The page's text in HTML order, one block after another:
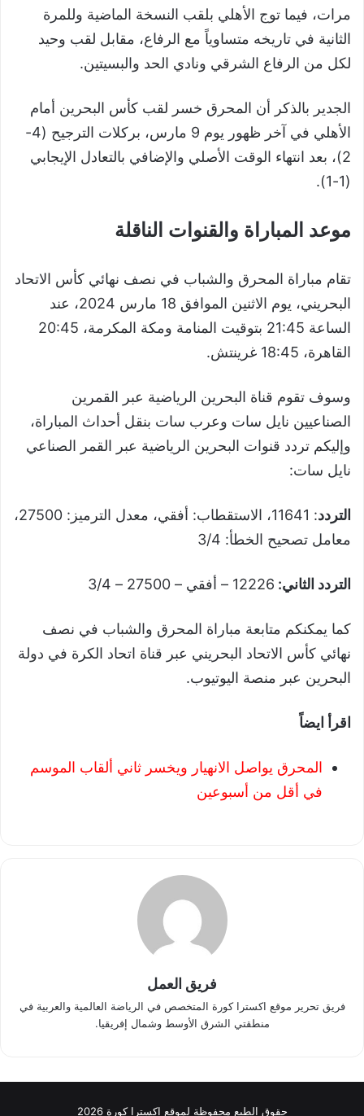
مرات، فيما توج الأهلي بلقب النسخة الماضية وللمرة
الثانية في تاريخه متساوياً مع الرفاع، مقابل لقب وحيد
لكل من الرفاع الشرقي ونادي الحد والبسيتين.
الجدير بالذكر أن المحرق خسر لقب كأس البحرين أمام
الأهلي في آخر ظهور يوم 9 مارس، بركلات الترجيح (4-
2)، بعد انتهاء الوقت الأصلي والإضافي بالتعادل الإيجابي
(1-1).
موعد المباراة والقنوات الناقلة
تقام مباراة المحرق والشباب في نصف نهائي كأس الاتحاد
البحريني، يوم الاثنين الموافق 18 مارس 2024، عند
الساعة 21:45 بتوقيت المنامة ومكة المكرمة، 20:45
القاهرة، 18:45 غرينتش.
وسوف تقوم قناة البحرين الرياضية عبر القمرين
الصناعيين نايل سات وعرب سات بنقل أحداث المباراة،
وإليكم تردد قنوات البحرين الرياضية عبر القمر الصناعي
نايل سات:
التردد
: 11641، الاستقطاب: أفقي، معدل الترميز: 27500،
معامل تصحيح الخطأ: 3/4
التردد الثاني: 12226 – أفقي – 27500 – 3/4
كما يمكنكم متابعة مباراة المحرق والشباب في نصف
نهائي كأس الاتحاد البحريني عبر قناة اتحاد الكرة في دولة
البحرين عبر منصة اليوتيوب.
اقرأ ايضاً
المحرق يواصل الانهيار ويخسر ثاني ألقاب الموسم
في أقل من أسبوعين
فريق العمل
فريق تحرير موقع اكسترا كورة المتخصص في الرياضة العالمية والعربية في
منطقتي الشرق الأوسط وشمال إفريقيا.
حقوق الطبع محفوظة لموقع اكسترا كورة 2026